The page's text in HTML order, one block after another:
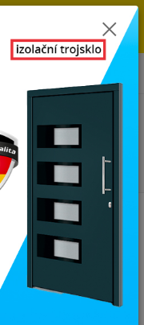
SKLADEM U NÁS V
0
0,00 Kč
cm, dvoukřídlé, antracit/bílé,
cm,